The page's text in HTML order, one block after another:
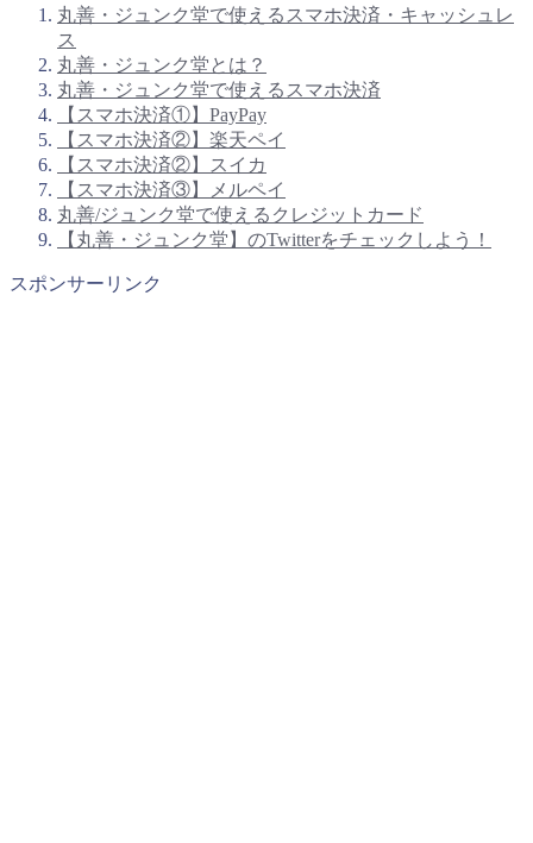
丸善・ジュンク堂で使えるスマホ決済・キャッシュレ
ス
丸善・ジュンク堂とは？
丸善・ジュンク堂で使えるスマホ決済
【スマホ決済①】PayPay
【スマホ決済②】楽天ペイ
【スマホ決済②】スイカ
【スマホ決済③】メルペイ
丸善/ジュンク堂で使えるクレジットカード
【丸善・ジュンク堂】のTwitterをチェックしよう！
スポンサーリンク